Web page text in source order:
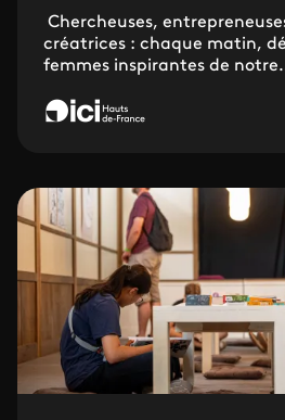
Chercheuses,
créatrices : chaque matin,
femmes inspirantes de